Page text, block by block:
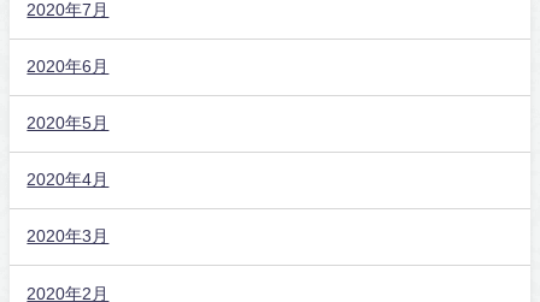
2020年7月
2020年6月
2020年5月
2020年4月
2020年3月
2020年2月